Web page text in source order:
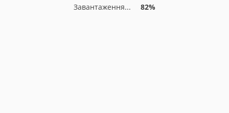
Завантаження... 82%